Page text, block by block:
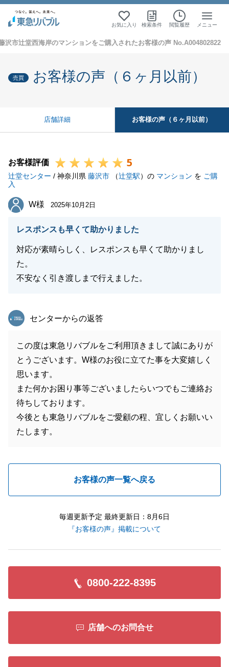
お気に入り 検索条件 閲覧履歴 メニュー
沢市辻堂西海岸のマンションをご購入されたお客様の声 No.A004802822
売買 お客様の声（６ヶ月以前）
店舗詳細 お客様の声（６ヶ月以前）
お客様評価 5
辻堂センター / 神奈川県 藤沢市 （辻堂駅）の マンション を ご購
入
W様
W様 2025年10月2日
レスポンスも早くて助かりました
対応が素晴らしく、レスポンスも早くて助かりまし
た。
不安なく引き渡しまで行えました。
東急リバブル
センターからの返答
この度は東急リバブルをご利用頂きまして誠にありが
とうございます。W様のお役に立てた事を大変嬉しく
思います。
また何かお困り事等ございましたらいつでもご連絡お
待ちしております。
今後とも東急リバブルをご愛顧の程、宜しくお願いい
たします。
お客様の声一覧へ戻る
毎週更新予定 最終更新日：8月6日
『お客様の声』掲載について
0800-222-8395
店舗へのお問合せ